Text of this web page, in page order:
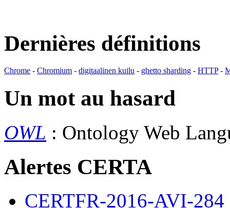
Dernières définitions
Chrome - Chromium - digitaalinen kuilu - ghetto sharding - HTTP-
Un mot au hasard
OWL : Ontology Web
Alertes CERTA
CERTFR-2016-AVI-